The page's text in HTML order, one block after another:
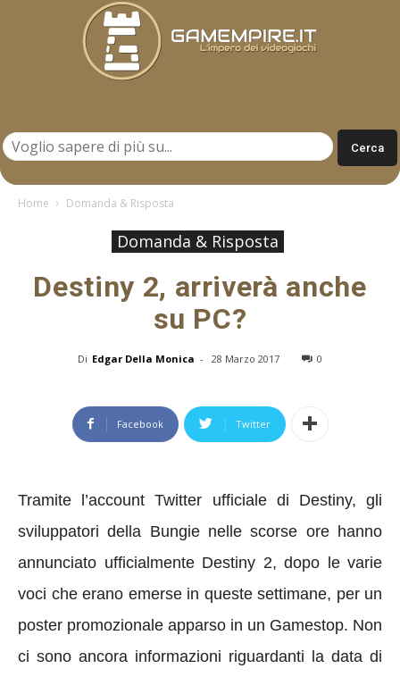
Home Domanda & Risposta
Domanda & Risposta
Destiny 2, arriverà anche
su PC?
Di Edgar Della Monica - 28 Marzo 2017 0
Facebook Twitter
Tramite l’account Twitter ufficiale di Destiny, gli
sviluppatori della Bungie nelle scorse ore hanno
annunciato ufficialmente Destiny 2, dopo le varie
voci che erano emerse in queste settimane, per un
poster promozionale apparso in un Gamestop. Non
ci sono ancora informazioni riguardanti la data di